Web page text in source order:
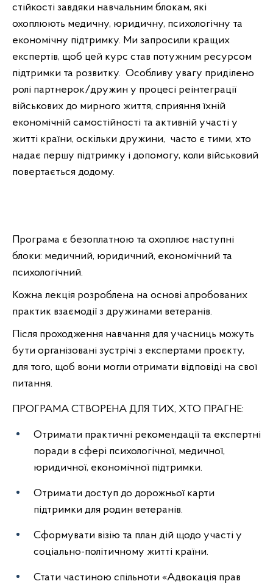
стійкості завдяки навчальним блокам, які
охоплюють медичну, юридичну, психологічну та
економічну підтримку. Ми запросили кращих
експертів, щоб цей курс став потужним ресурсом
підтримки та розвитку. Особливу увагу приділено
ролі партнерок/дружин у процесі реінтеграції
військових до мирного життя, сприяння їхній
економічній самостійності та активній участі у
житті країни, оскільки дружини, часто є тими, хто
надає першу підтримку і допомогу, коли військовий
повертається додому.
Програма є безоплатною та охоплює наступні
блоки: медичний, юридичний, економічний та
психологічний.
Кожна лекція розроблена на основі апробованих
практик взаємодії з дружинами ветеранів.
Після проходження навчання для учасниць можуть
бути організовані зустрічі з експертами проєкту,
для того, щоб вони могли отримати відповіді на свої
питання.
ПРОГРАМА СТВОРЕНА ДЛЯ ТИХ, ХТО ПРАГНЕ:
Отримати практичні рекомендації та експертні
поради в сфері психологічної, медичної,
юридичної, економічної підтримки.
Отримати доступ до дорожньої карти
підтримки для родин ветеранів.
Сформувати візію та план дій щодо участі у
соціально-політичному житті країни.
Стати частиною спільноти «Адвокація прав